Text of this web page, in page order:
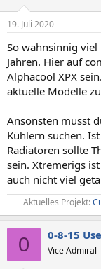
19. Juli 2020
So wahnsinnig
Jahren. Hier auf
Alphacool XPX
aktuelle Modelle
Ansonsten musst
Kühlern suchen.
Radiatoren sollte
sein. Xtremerigs
auch nicht viel
Aktuelles Projekt:
0 0-8-15
Vice Admiral